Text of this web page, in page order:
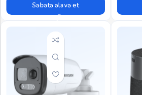
Səbətə əlavə et